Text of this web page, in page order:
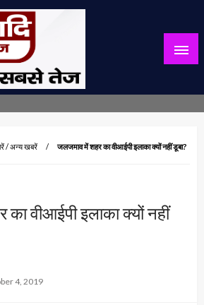
/ अन्य खबरें जलजमाव में शहर का वीआईपी इलाका क्यों नहीं डूबा?
वीआईपी इलाका क्यों नहीं
4, 2019